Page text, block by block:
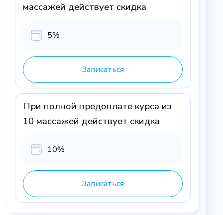
массажей действует скидка
5%
Записаться
При полной предоплате курса из
10 массажей действует скидка
10%
Записаться